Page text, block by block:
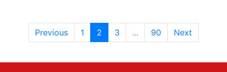
Previous 1 2 3 ... 90 Next